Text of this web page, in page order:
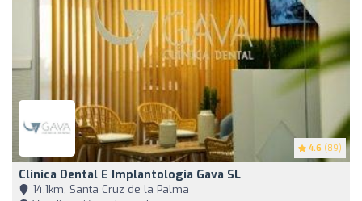
4.6 (89)
Clinica Dental E Implantologia Gava SL
14,1km, Santa Cruz de la Palma